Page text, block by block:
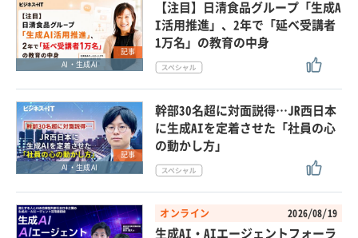
記事
AI・生成AI
【注目】日清食品グループ「生成A
I活用推進」、2年で「延べ受講者
1万名」の教育の中身
記事
AI・生成AI
幹部30名超に対面説得…JR西日本
に生成AIを定着させた「社員の心
の動かし方」
オンライン 2026/08/19
生成AI・AIエージェントフォーラ